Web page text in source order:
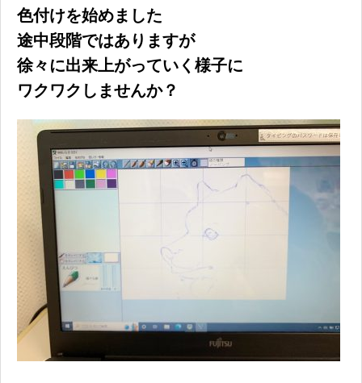
色付けを始めました
途中段階ではありますが
徐々に出来上がっていく様子に
ワクワクしませんか？